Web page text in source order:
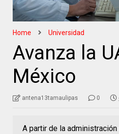
Home Universidad
Avanza la
México
antena13tamaulipas 0
A partir de la